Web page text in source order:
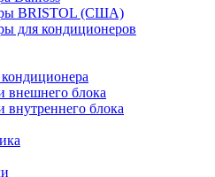
BRISTOL (США)
для кондиционеров
внешнего блока
внутреннего блока